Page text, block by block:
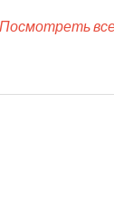
Посмотреть